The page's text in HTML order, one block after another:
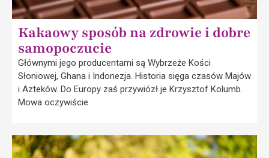
Kakaowy sposób na zdrowie i dobre
samopoczucie
Głównymi jego producentami są Wybrzeże Kości
Słoniowej, Ghana i Indonezja. Historia sięga czasów Majów
i Azteków. Do Europy zaś przywiózł je Krzysztof Kolumb.
Mowa oczywiście